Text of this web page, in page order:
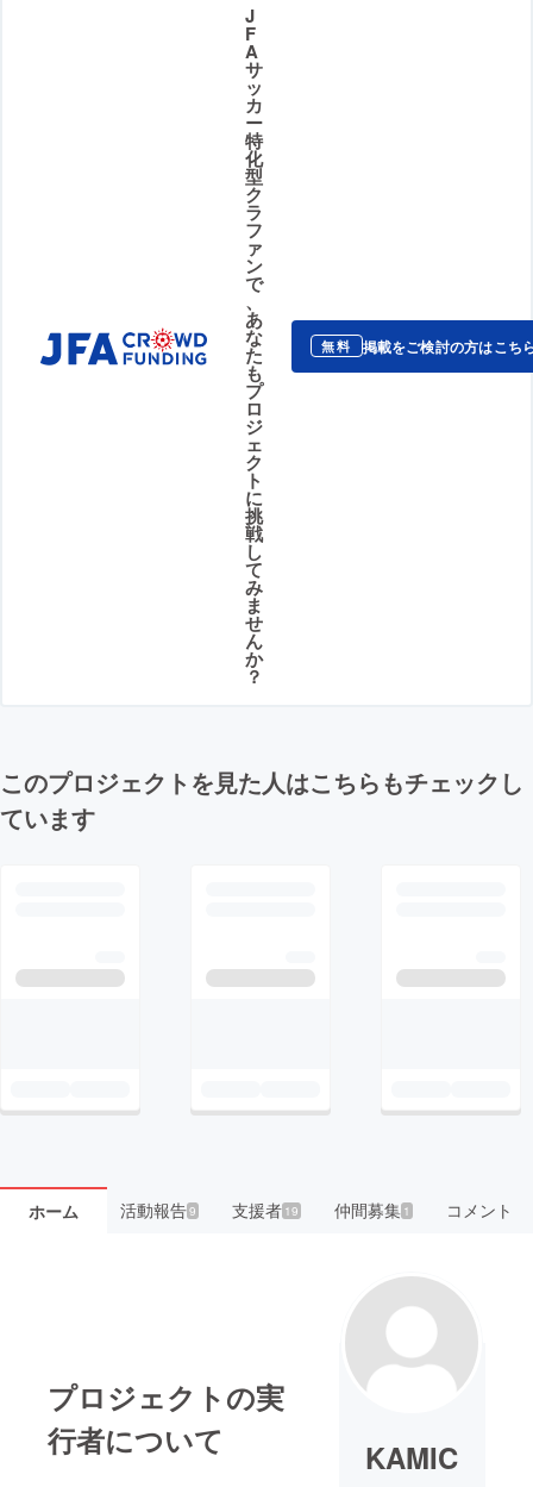
J
F
A
サ
ッ
カ
ー
特
化
型
ク
ラ
フ
ァ
ン
で
、
あ
な
た
も
プ
ロ
ジ
ェ
ク
ト
に
挑
戦
し
て
み
ま
せ
ん
か
？
無料 掲載をご検討の方はこち
このプロジェクトを見た人はこちらもチェックし
ています
ホーム 活動報告9 支援者 19 仲間募集 1 コメント
プロジェクトの実
行者について
KAMIC